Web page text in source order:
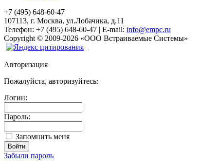
+7 (495) 648-60-47
107113, г. Москва, ул.Лобачика, д.11
Телефон: +7 (495) 648-60-47 | E-mail: info@empc.ru
Copyright © 2009-2026 «ООО Встраиваемые Системы»
Авторизация
Пожалуйста, авторизуйтесь:
Логин:
Пароль:
Запомнить меня
Забыли пароль